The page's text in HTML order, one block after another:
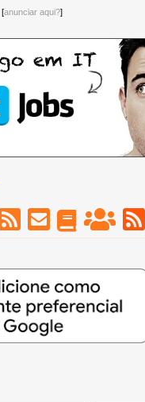
[anunciar aqui?]